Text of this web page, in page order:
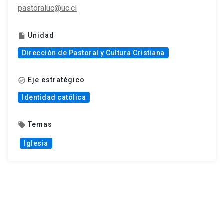
pastoraluc@uc.cl
insert_drive_file Unidad
Dirección de Pastoral y Cultura Cristiana
check_circle_outline Eje estratégico
Identidad católica
local_offer Temas
Iglesia